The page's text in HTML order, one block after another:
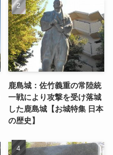
鹿島城：佐竹義重の常陸統
一戦により攻撃を受け落城
した鹿島城【お城特集 日本
の歴史】